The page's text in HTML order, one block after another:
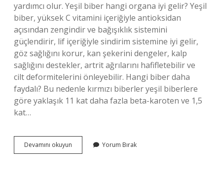
yardımcı olur. Yeşil biber hangi organa iyi gelir? Yeşil
biber, yüksek C vitamini içeriğiyle antioksidan
açısından zengindir ve bağışıklık sistemini
güçlendirir, lif içeriğiyle sindirim sistemine iyi gelir,
göz sağlığını korur, kan şekerini dengeler, kalp
sağlığını destekler, artrit ağrılarını hafifletebilir ve
cilt deformitelerini önleyebilir. Hangi biber daha
faydalı? Bu nedenle kırmızı biberler yeşil biberlere
göre yaklaşık 11 kat daha fazla beta-karoten ve 1,5
kat…
Devamını okuyun
Biber
Yorum Bırak